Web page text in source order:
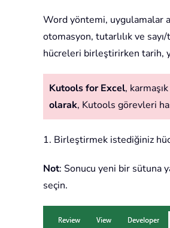
Word yöntemi, uygulamalar
otomasyon, tutarlılık ve
hücreleri birleştirirken tarih,
Kutools for Excel,
olarak, Kutools görevleri
1. Birleştirmek istediğiniz
Not: Sonucu yeni bir sütuna
seçin.